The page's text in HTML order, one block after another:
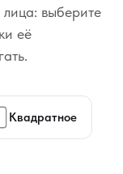
выберите
её
Квадратное